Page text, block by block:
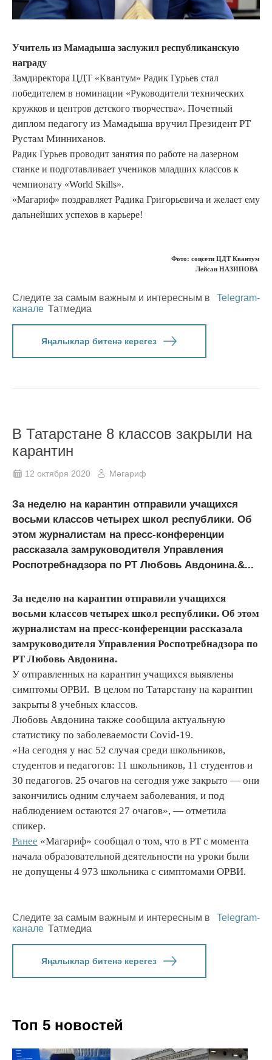
Учитель из Мамадыша заслужил республиканскую
награду
Замдиректора ЦДТ «Квантум» Радик Гурьев стал
победителем в номинации «Руководители технических
кружков и центров детского творчества». Почетный
диплом педагогу из Мамадыша вручил Президент РТ
Рустам Минниханов.
Радик Гурьев проводит занятия по работе на лазерном
станке и подготавливает учеников младших классов к
чемпионату «World Skills».
«Магариф» поздравляет Радика Григорьевича и желает ему
дальнейших успехов в карьере!
Фото: соцсети ЦДТ Квантум
Лейсан НАЗИПОВА
Следите за самым важным и интересным в
Telegram-
канале Татмедиа
Яңалыклар битенә керегез
В Татарстане 8 классов закрыли на
карантин
12 октября 2020 Мәгариф
За неделю на карантин отправили учащихся
восьми классов четырех школ республики. Об
этом журналистам на пресс-конференции
рассказала замруководителя Управления
Роспотребнадзора по РТ Любовь Авдонина.&...
За неделю на карантин отправили учащихся
восьми классов четырех школ республики. Об этом
журналистам на пресс-конференции рассказала
замруководителя Управления Роспотребнадзора по
РТ Любовь Авдонина.
У отправленных на карантин учащихся выявлены
симптомы ОРВИ. В целом по Татарстану на карантин
закрыты 8 учебных классов.
Любовь Авдонина также сообщила актуальную
статистику по заболеваемости Covid-19.
«На сегодня у нас 52 случая среди школьников,
студентов и педагогов: 11 школьников, 11 студентов и
30 педагогов. 25 очагов на сегодня уже закрыто — они
закончились одним случаем заболевания, и под
наблюдением остаются 27 очагов», — отметила
спикер.
Ранее «Магариф» сообщал о том, что в РТ с момента
начала образовательной деятельности на уроки были
не допущены 4 973 школьника с симптомами ОРВИ.
Следите за самым важным и интересным в
Telegram-
канале Татмедиа
Яңалыклар битенә керегез
Топ 5 новостей